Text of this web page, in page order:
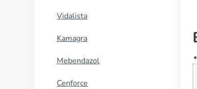
Vidalista
Kamagra
Mebendazol
Cenforce